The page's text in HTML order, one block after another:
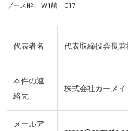
ブース№： W1館 C17
代表者名 代表取締役会長
本件の連
絡先
株式会社カーメ
メールア